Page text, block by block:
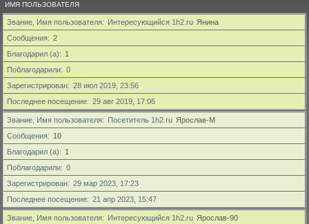
ИМЯ ПОЛЬЗОВАТЕЛЯ
Звание, Имя пользователя Интересующийся 1h2.ru Янина
Сообщения
2
Благодарил (а)
1
Поблагодарили
0
Зарегистрирован
28 июл 2019, 23:56
Последнее посещение
29 авг 2019, 17:06
Звание, Имя пользователя Посетитель 1h2.ru Ярослав-М
Сообщения
10
Благодарил (а)
1
Поблагодарили
0
Зарегистрирован
29 мар 2023, 17:23
Последнее посещение
21 апр 2023, 15:47
Звание, Имя пользователя Интересующийся 1h2.ru Ярослав-90